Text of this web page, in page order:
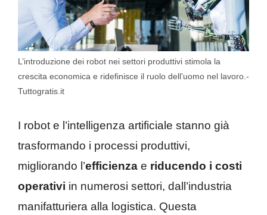
L’introduzione dei robot nei settori produttivi stimola la
crescita economica e ridefinisce il ruolo dell’uomo nel lavoro.-
Tuttogratis.it
I robot e l’intelligenza artificiale stanno già
trasformando i processi produttivi,
migliorando l’efficienza e riducendo i costi
operativi in numerosi settori, dall’industria
manifatturiera alla logistica. Questa